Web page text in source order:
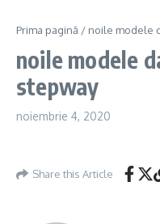
Prima pagină / noile modele
noile modele
stepway
noiembrie 4, 2020
Share this Article